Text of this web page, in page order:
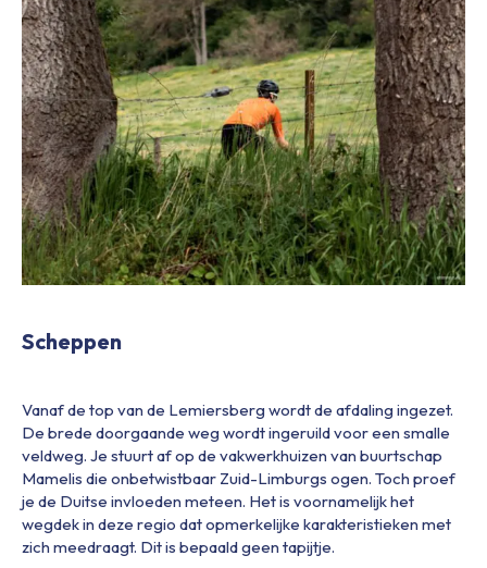
Scheppen
Vanaf de top van de Lemiersberg wordt de afdaling ingezet.
De brede doorgaande weg wordt ingeruild voor een smalle
veldweg. Je stuurt af op de vakwerkhuizen van buurtschap
Mamelis die onbetwistbaar Zuid-Limburgs ogen. Toch proef
je de Duitse invloeden meteen. Het is voornamelijk het
wegdek in deze regio dat opmerkelijke karakteristieken met
zich meedraagt. Dit is bepaald geen tapijtje.